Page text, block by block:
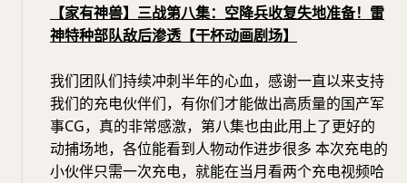
【家有神兽】三战第八集：空降兵收复失地准备！雷
神特种部队敌后渗透【干杯动画剧场】
我们团队们持续冲刺半年的心血，感谢一直以来支持
我们的充电伙伴们，有你们才能做出高质量的国产军
事CG，真的非常感激，第八集也由此用上了更好的
动捕场地，各位能看到人物动作进步很多 本次充电的
小伙伴只需一次充电，就能在当月看两个充电视频哈